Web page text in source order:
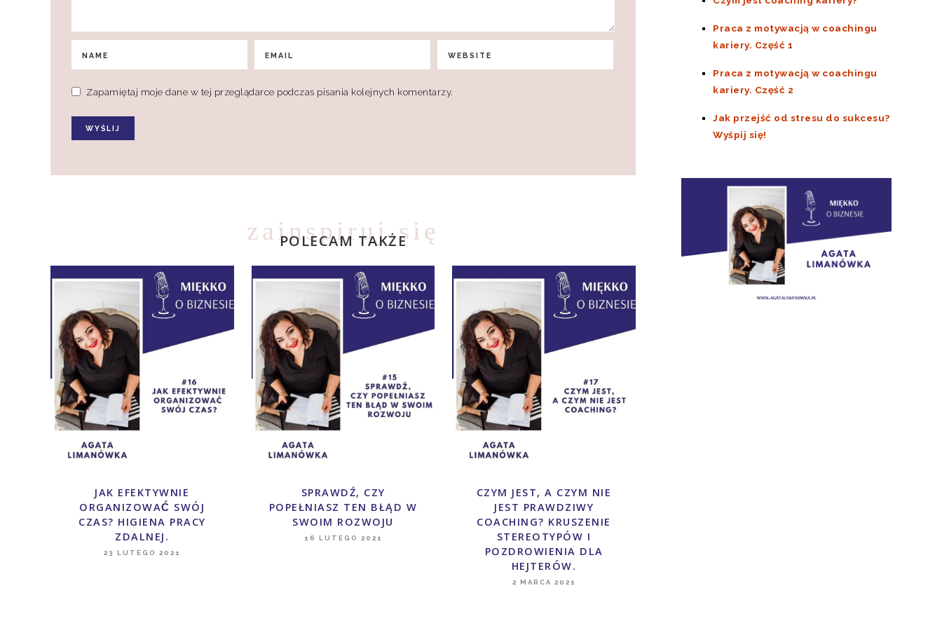
Zapamiętaj moje dane w tej przeglądarce podczas pisania kolejnych komentarzy.
zainspiruj się
POLECAM TAKŻE
JAK EFEKTYWNIE
ORGANIZOWAĆ SWÓJ
CZAS? HIGIENA PRACY
ZDALNEJ.
23 LUTEGO 2021
SPRAWDŹ, CZY
POPEŁNIASZ TEN BŁĄD W
SWOIM ROZWOJU
16 LUTEGO 2021
CZYM JEST, A CZYM NIE
JEST PRAWDZIWY
COACHING? KRUSZENIE
STEREOTYPÓW I
POZDROWIENIA DLA
HEJTERÓW.
2 MARCA 2021
Praca z motywacją w coachingu
kariery. Część 1
Praca z motywacją w coachingu
kariery. Część 2
Jak przejść od stresu do sukcesu?
Wyśpij się!